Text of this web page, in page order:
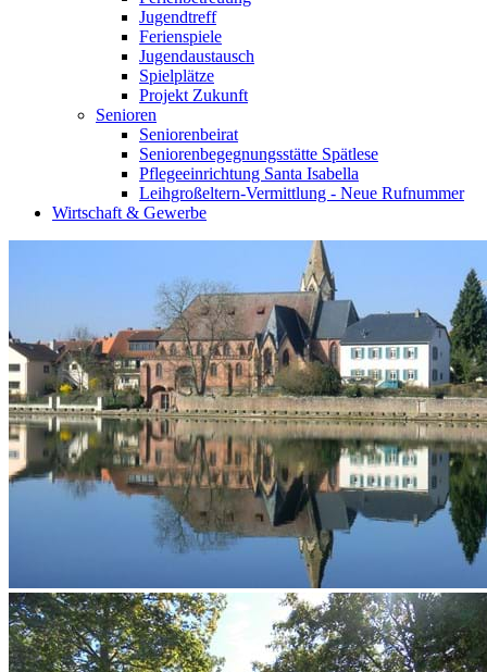
Jugendtreff
Ferienspiele
Jugendaustausch
Spielplätze
Projekt Zukunft
Senioren
Seniorenbeirat
Seniorenbegegnungsstätte Spätlese
Pflegeeinrichtung Santa Isabella
Leihgroßeltern-Vermittlung - Neue Rufnummer
Wirtschaft & Gewerbe